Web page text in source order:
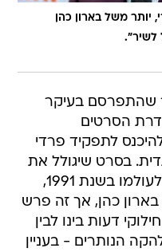
יותר משל בארון כהן
לשיר".
שהתפרסם בעיקר
הסרטים
לתפקיד פרדי
בסרט שיגולל את
סיפור חייו של מרקיורי שהלך לעולמו בשנת 1991,
כהן, אך זה פרש
דעות בינו לבין
הנותרים - בעניין